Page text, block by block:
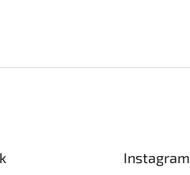
Instagram